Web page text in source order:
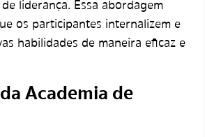
liderança. Essa abordagem
os participantes internalizem e
habilidades de maneira eficaz e
Academia de